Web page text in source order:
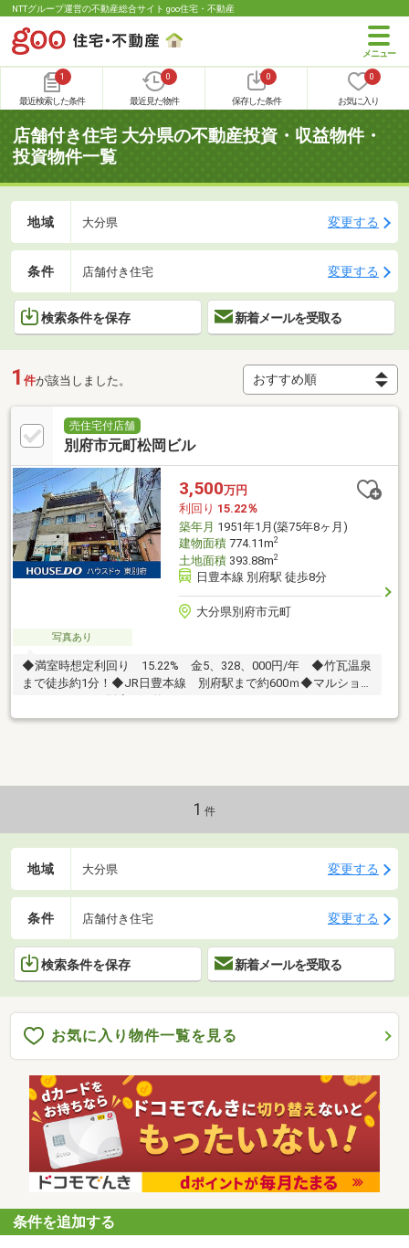
NTTグループ運営の不動産総合サイト goo住宅・不動産
1
最近検索した条件
0
最近見た物件
0
保存した条件
0
お気に入り
店舗付き住宅 大分県の不動産投資・収益物件・
投資物件一覧
地域 大分県 変更する
条件 店舗付き住宅 変更する
検索条件を保存 新着メールを受取る
1 件が該当しました。
売住宅付店舗
別府市元町松岡ビル
3,500万円
利回り 15.22％
築年月 1951年1月(築75年8ヶ月)
建物面積774.11m2
土地面積393.88m2
日豊本線 別府駅 徒歩8分
大分県別府市元町
写真あり
◆満室時想定利回り 15.22% 金5、328、000円/年 ◆竹瓦温泉
まで徒歩約1分！◆JR日豊本線 別府駅まで約600ｍ◆マルショ
1 件
地域 大分県 変更する
条件 店舗付き住宅 変更する
検索条件を保存 新着メールを受取る
お気に入り物件一覧を見る
条件を追加する